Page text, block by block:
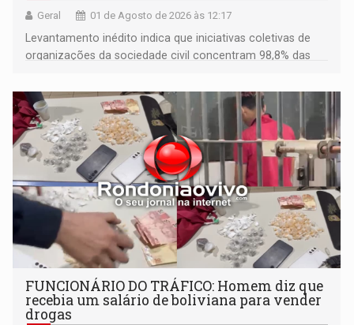
Geral 01 de Agosto de 2026 às 12:17
Levantamento inédito indica que iniciativas coletivas de
organizações da sociedade civil concentram 98,8% das
Guaporé (Ecoporé) responde por 33% desse total
FUNCIONÁRIO DO TRÁFICO: Homem diz que
recebia um salário de boliviana para vender
drogas